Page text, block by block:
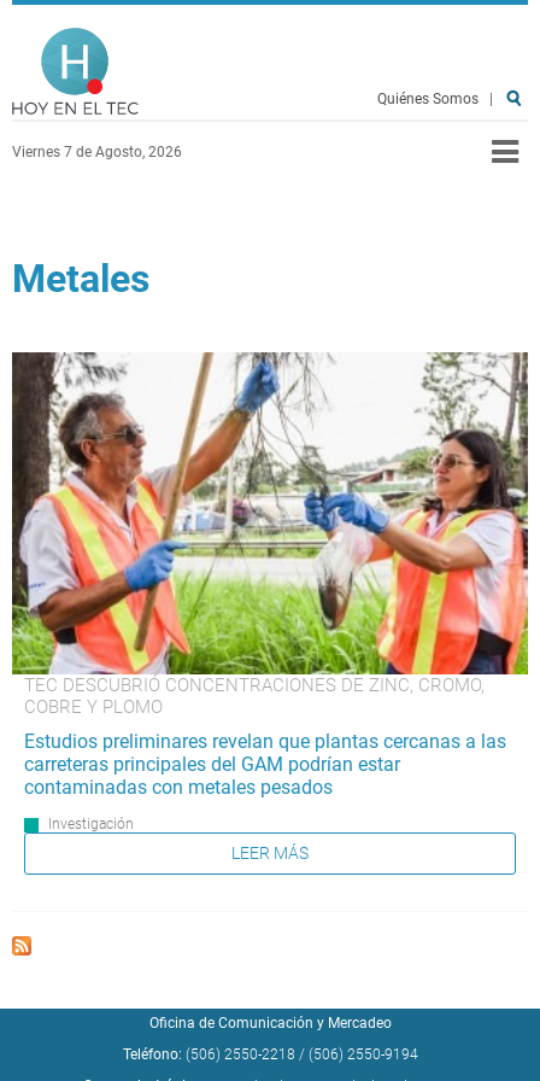
Pasar al contenido principal
Viernes 7 de Agosto, 2026
Quiénes Somos
Metales
TEC DESCUBRIÓ CONCENTRACIONES DE ZINC, CROMO,
COBRE Y PLOMO
Estudios preliminares revelan que plantas cercanas a las
carreteras principales del GAM podrían estar
contaminadas con metales pesados
Investigación
LEER MÁS
Oficina de Comunicación y Mercadeo
Teléfono: (506) 2550-2218 / (506) 2550-9194